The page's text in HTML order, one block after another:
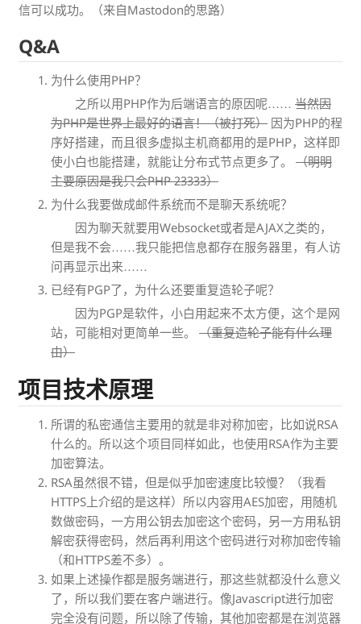
信可以成功。（来自Mastodon的思路）
Q&A
为什么使用PHP？
之所以用PHP作为后端语言的原因呢…… 当然因
为PHP是世界上最好的语言！（被打死） 因为PHP的程
序好搭建，而且很多虚拟主机商都用的是PHP，这样即
使小白也能搭建，就能让分布式节点更多了。 （明明
主要原因是我只会PHP 23333）
为什么我要做成邮件系统而不是聊天系统呢？
因为聊天就要用Websocket或者是AJAX之类的，
但是我不会……我只能把信息都存在服务器里，有人访
问再显示出来……
已经有PGP了，为什么还要重复造轮子呢？
因为PGP是软件，小白用起来不太方便，这个是网
站，可能相对更简单一些。 （重复造轮子能有什么理
由）
项目技术原理
所谓的私密通信主要用的就是非对称加密，比如说RSA
什么的。所以这个项目同样如此，也使用RSA作为主要
加密算法。
RSA虽然很不错，但是似乎加密速度比较慢？（我看
HTTPS上介绍的是这样）所以内容用AES加密，用随机
数做密码，一方用公钥去加密这个密码，另一方用私钥
解密获得密码，然后再利用这个密码进行对称加密传输
（和HTTPS差不多）。
如果上述操作都是服务端进行，那这些就都没什么意义
了，所以我们要在客户端进行。像Javascript进行加密
完全没有问题，所以除了传输，其他加密都是在浏览器